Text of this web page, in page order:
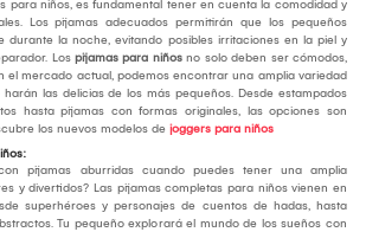
para niños, es fundamental tener en cuenta la comodidad y
Los pijamas adecuados permitirán que los pequeños
durante la noche, evitando posibles irritaciones en la piel y
Los pijamas para niños no solo deben ser cómodos,
el mercado actual, podemos encontrar una amplia variedad
las delicias de los más pequeños. Desde estampados
hasta pijamas con formas originales, las opciones son
los nuevos modelos de joggers para niños
pijamas aburridas cuando puedes tener una amplia
y divertidos? Las pijamas completas para niños vienen en
superhéroes y personajes de cuentos de hadas, hasta
Tu pequeño explorará el mundo de los sueños con